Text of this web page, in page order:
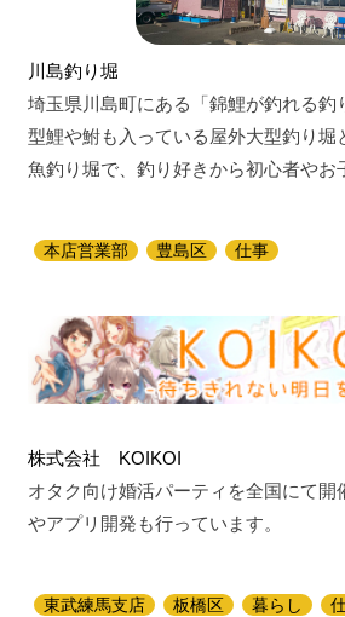
川島釣り堀
埼玉県川島町にある「錦鯉が釣れる
型鯉や鮒も入っている屋外大型釣り堀
魚釣り堀で、釣り好きから初心者や
本店営業部 豊島区 仕事
株式会社 KOIKOI
オタク向け婚活パーティを全国にて開
やアプリ開発も行っています。
東武練馬支店 板橋区 暮らし